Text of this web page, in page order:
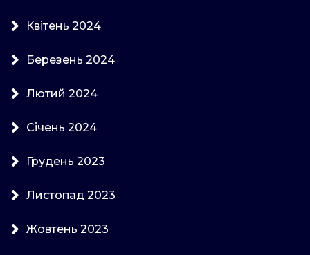
Квітень 2024
Березень 2024
Лютий 2024
Січень 2024
Грудень 2023
Листопад 2023
Жовтень 2023